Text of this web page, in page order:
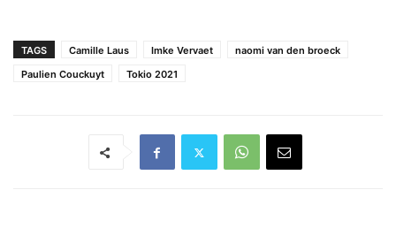
TAGS Camille Laus Imke Vervaet
naomi van den broeck
Paulien Couckuyt
Tokio 2021